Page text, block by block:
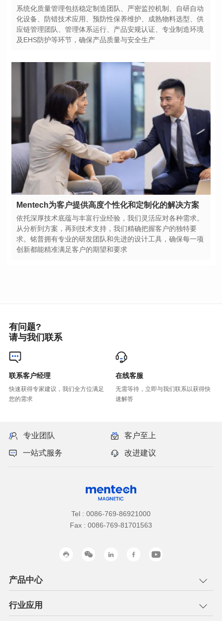
及EHS防护等环节，确保产品质量与安全生产
Mentech为客户提供高度个性化和定制化的解决方案
创新都能精准满足客户的期望和要求
有问题?
请与我们联系
联系客户经理
您的需求
在线客服
速解答
专业团队 客户至上
一站式服务 改进建议
Tel : 0086-769-86921000
Fax : 0086-769-81701563
产品中心
行业应用